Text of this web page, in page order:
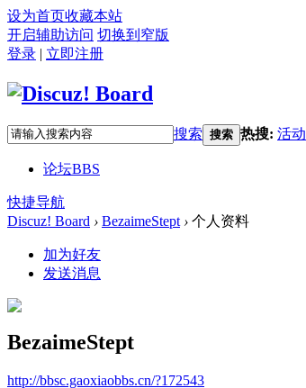
设为首页收藏本站
开启辅助访问 切换到窄版
登录 | 立即注册
搜索 搜索 热搜: 活动
论坛BBS
快捷导航
Discuz! Board › BezaimeStept › 个人资料
加为好友
发送消息
BezaimeStept
http://bbsc.gaoxiaobbs.cn/?172543